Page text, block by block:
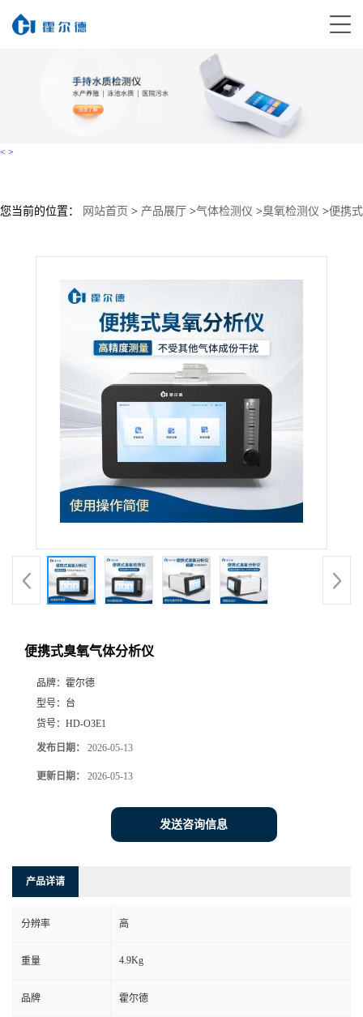
< >
您当前的位置： 网站首页 > 产品展厅 >气体检测仪 >臭氧检测仪 >便携式
便携式臭氧气体分析仪
品牌： 霍尔德
型号： 台
货号： HD-O3E1
发布日期： 2026-05-13
更新日期： 2026-05-13
发送咨询信息
产品详请
分辨率 高
重量 4.9Kg
品牌 霍尔德